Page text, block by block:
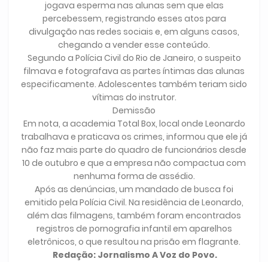
jogava esperma nas alunas sem que elas
percebessem, registrando esses atos para
divulgação nas redes sociais e, em alguns casos,
chegando a vender esse conteúdo.
Segundo a Polícia Civil do Rio de Janeiro, o suspeito
filmava e fotografava as partes íntimas das alunas
especificamente. Adolescentes também teriam sido
vítimas do instrutor.
Demissão
Em nota, a academia Total Box, local onde Leonardo
trabalhava e praticava os crimes, informou que ele já
não faz mais parte do quadro de funcionários desde
10 de outubro e que a empresa não compactua com
nenhuma forma de assédio.
Após as denúncias, um mandado de busca foi
emitido pela Polícia Civil. Na residência de Leonardo,
além das filmagens, também foram encontrados
registros de pornografia infantil em aparelhos
eletrônicos, o que resultou na prisão em flagrante.
Redação: Jornalismo A Voz do Povo.